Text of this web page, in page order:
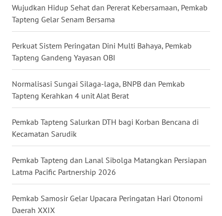
Wujudkan Hidup Sehat dan Pererat Kebersamaan, Pemkab
Tapteng Gelar Senam Bersama
Perkuat Sistem Peringatan Dini Multi Bahaya, Pemkab
Tapteng Gandeng Yayasan OBI
Normalisasi Sungai Silaga-laga, BNPB dan Pemkab
Tapteng Kerahkan 4 unit Alat Berat
Pemkab Tapteng Salurkan DTH bagi Korban Bencana di
Kecamatan Sarudik
Pemkab Tapteng dan Lanal Sibolga Matangkan Persiapan
Latma Pacific Partnership 2026
Pemkab Samosir Gelar Upacara Peringatan Hari Otonomi
Daerah XXIX
TOBA
NIAS
LANGKAT
WN
TAPANULI
SELATAN
WN
TANJUNG